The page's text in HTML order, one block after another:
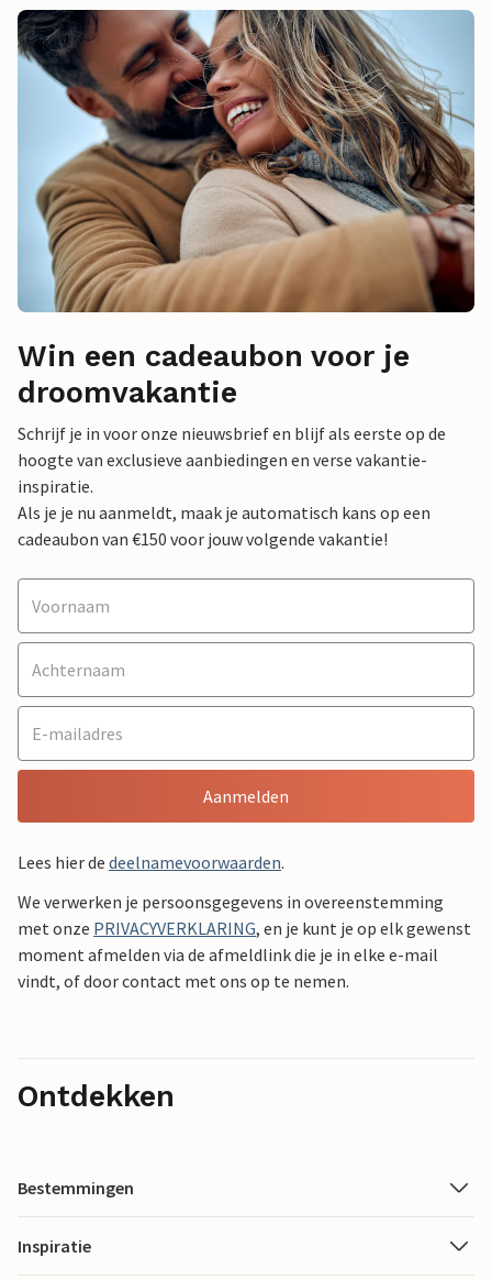
Win een cadeaubon voor je
droomvakantie
Schrijf je in voor onze nieuwsbrief en blijf als eerste op de
hoogte van exclusieve aanbiedingen en verse vakantie-
inspiratie.
Als je je nu aanmeldt, maak je automatisch kans op een
cadeaubon van €150 voor jouw volgende vakantie!
Aanmelden
Lees hier de deelnamevoorwaarden.
We verwerken je persoonsgegevens in overeenstemming
met onze PRIVACYVERKLARING, en je kunt je op elk gewenst
moment afmelden via de afmeldlink die je in elke e-mail
vindt, of door contact met ons op te nemen.
Ontdekken
Bestemmingen
Inspiratie